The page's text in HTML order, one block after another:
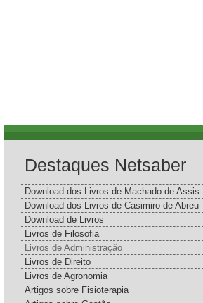
Destaques Netsaber
Download dos Livros de Machado de Assis
Download dos Livros de Casimiro de Abreu
Download de Livros
Livros de Filosofia
Livros de Administração
Livros de Direito
Livros de Agronomia
Artigos sobre Fisioterapia